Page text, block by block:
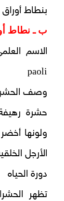
بنطاط
ب ـ نطاط
الاسم
paoli
وصف
ولونها
الأرجل
دورة الحياه
تظهر